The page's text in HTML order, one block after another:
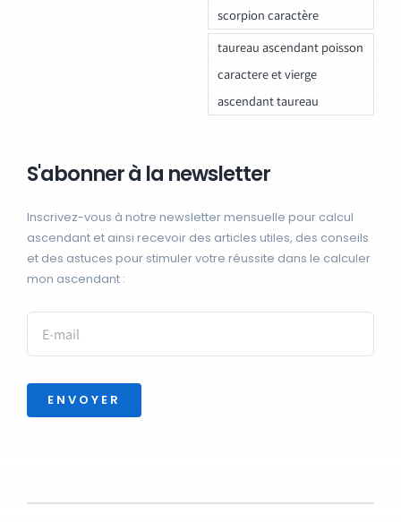
scorpion caractère
taureau ascendant poisson
caractere et vierge
ascendant taureau
S'abonner à la newsletter
Inscrivez-vous à notre newsletter mensuelle pour calcul
ascendant et ainsi recevoir des articles utiles, des conseils
et des astuces pour stimuler votre réussite dans le calculer
mon ascendant :
ENVOYER